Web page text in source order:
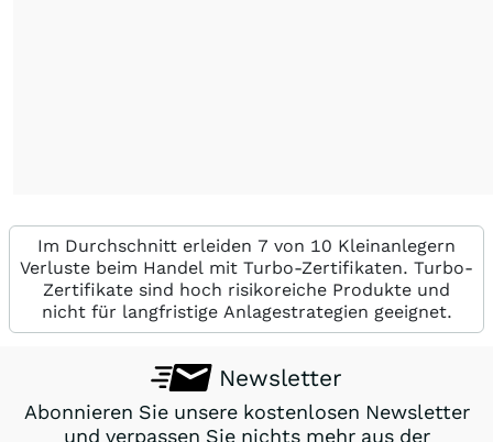
Im Durchschnitt erleiden 7 von 10 Kleinanlegern
Verluste beim Handel mit Turbo-Zertifikaten. Turbo-
Zertifikate sind hoch risikoreiche Produkte und
nicht für langfristige Anlagestrategien geeignet.
Newsletter
Abonnieren Sie unsere kostenlosen Newsletter
und verpassen Sie nichts mehr aus der